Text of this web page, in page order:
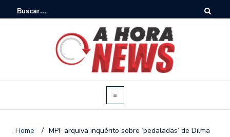
Home / MPF arquiva inquérito sobre ‘pedaladas’ de Dilma